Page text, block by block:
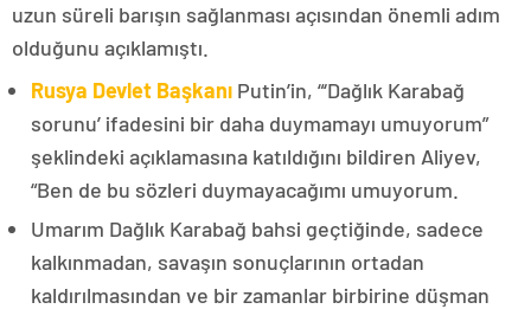
uzun süreli barışın sağlanması açısından önemli adım
olduğunu açıklamıştı.
Rusya Devlet Başkanı Putin’in, “‘Dağlık Karabağ
sorunu’ ifadesini bir daha duymamayı umuyorum”
şeklindeki açıklamasına katıldığını bildiren Aliyev,
“Ben de bu sözleri duymayacağımı umuyorum.
Umarım Dağlık Karabağ bahsi geçtiğinde, sadece
kalkınmadan, savaşın sonuçlarının ortadan
kaldırılmasından ve bir zamanlar birbirine düşman